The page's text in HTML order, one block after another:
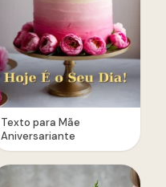
Texto para Mãe
Aniversariante